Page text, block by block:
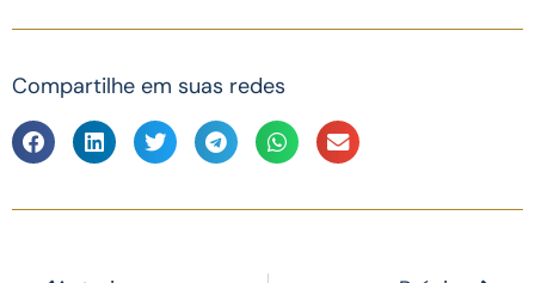
Compartilhe em suas redes